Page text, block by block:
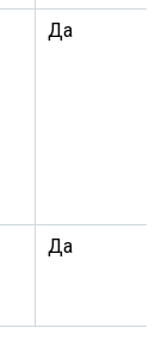
Да
Да